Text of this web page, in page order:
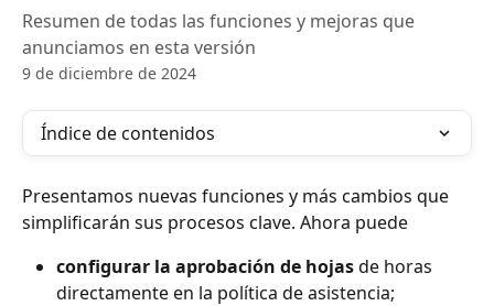
Resumen de todas las funciones y mejoras que
anunciamos en esta versión
9 de diciembre de 2024
Índice de contenidos
Presentamos nuevas funciones y más cambios que
simplificarán sus procesos clave. Ahora puede
configurar la aprobación de hojas de horas
directamente en la política de asistencia;